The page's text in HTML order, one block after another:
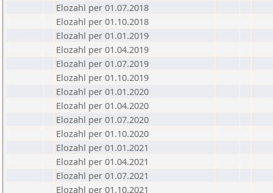
Elozahl per 01.07.2018
Elozahl per 01.10.2018
Elozahl per 01.01.2019
Elozahl per 01.04.2019
Elozahl per 01.07.2019
Elozahl per 01.10.2019
Elozahl per 01.01.2020
Elozahl per 01.04.2020
Elozahl per 01.07.2020
Elozahl per 01.10.2020
Elozahl per 01.01.2021
Elozahl per 01.04.2021
Elozahl per 01.07.2021
Elozahl per 01.10.2021